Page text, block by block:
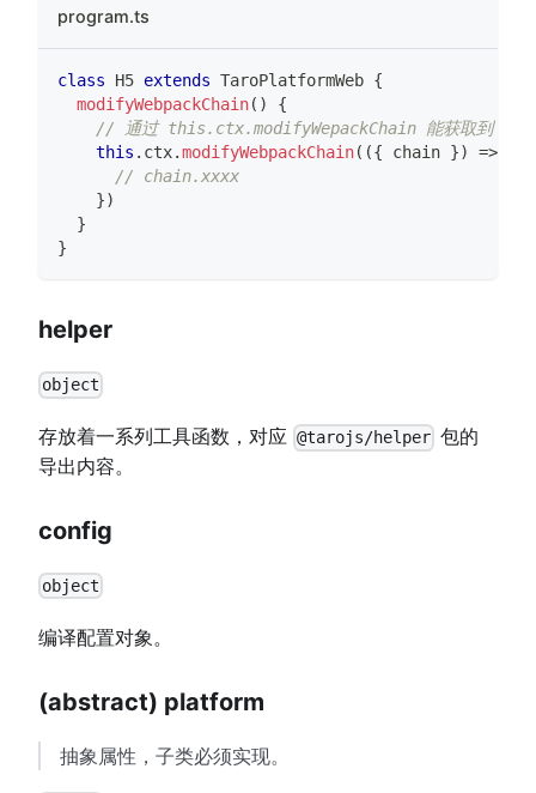
program.ts
class H5 extends TaroPlatformWeb {
modifyWebpackChain( )
{
// 通过 this.ctx.modifyWepackChain 能获取到
this . ctx.modifyWebpackChain( ({ chain }) =>
// chain.xxxx
})
}
}
helper
object
存放着一系列工具函数，对应 @tarojs/helper 包的
导出内容。
config
object
编译配置对象。
(abstract) platform
抽象属性，子类必须实现。